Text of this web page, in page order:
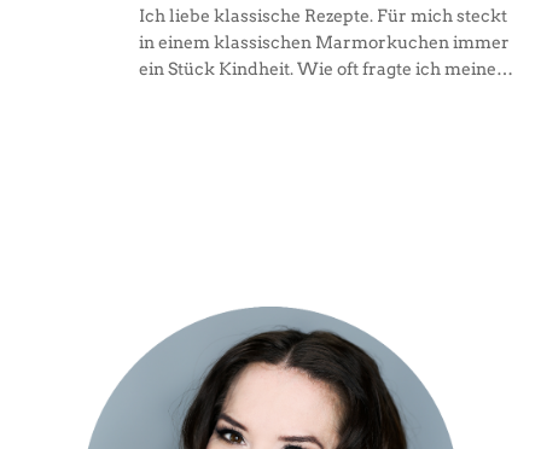
Ich liebe klassische Rezepte. Für mich steckt
in einem klassischen Marmorkuchen immer
ein Stück Kindheit. Wie oft fragte ich meine…